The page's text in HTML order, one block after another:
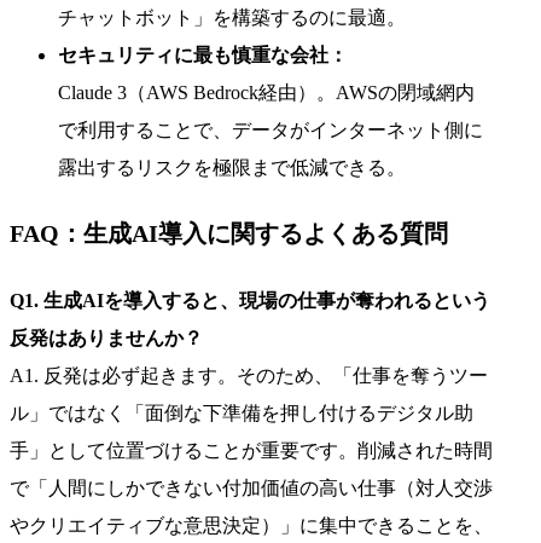
チャットボット」を構築するのに最適。
セキュリティに最も慎重な会社：
Claude 3（AWS Bedrock経由）。AWSの閉域網内
で利用することで、データがインターネット側に
露出するリスクを極限まで低減できる。
FAQ：生成AI導入に関するよくある質問
Q1. 生成AIを導入すると、現場の仕事が奪われるという
反発はありませんか？
A1. 反発は必ず起きます。そのため、「仕事を奪うツー
ル」ではなく「面倒な下準備を押し付けるデジタル助
手」として位置づけることが重要です。削減された時間
で「人間にしかできない付加価値の高い仕事（対人交渉
やクリエイティブな意思決定）」に集中できることを、